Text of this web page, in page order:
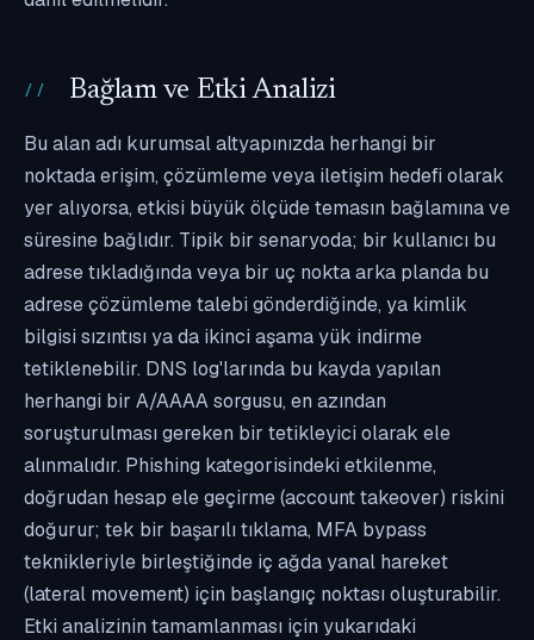
Bağlam ve Etki Analizi
Bu alan adı kurumsal altyapınızda herhangi bir
noktada erişim, çözümleme veya iletişim hedefi olarak
yer alıyorsa, etkisi büyük ölçüde temasın bağlamına ve
süresine bağlıdır. Tipik bir senaryoda; bir kullanıcı bu
adrese tıkladığında veya bir uç nokta arka planda bu
adrese çözümleme talebi gönderdiğinde, ya kimlik
bilgisi sızıntısı ya da ikinci aşama yük indirme
tetiklenebilir. DNS log'larında bu kayda yapılan
herhangi bir A/AAAA sorgusu, en azından
soruşturulması gereken bir tetikleyici olarak ele
alınmalıdır. Phishing kategorisindeki etkilenme,
doğrudan hesap ele geçirme (account takeover) riskini
doğurur; tek bir başarılı tıklama, MFA bypass
teknikleriyle birleştiğinde iç ağda yanal hareket
(lateral movement) için başlangıç noktası oluşturabilir.
Etki analizinin tamamlanması için yukarıdaki